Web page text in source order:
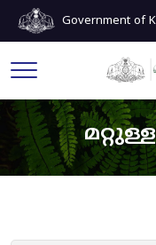
Government of